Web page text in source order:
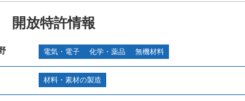
開放特許情報
電気・電子 化学・薬品 無機材料
材料・素材の製造